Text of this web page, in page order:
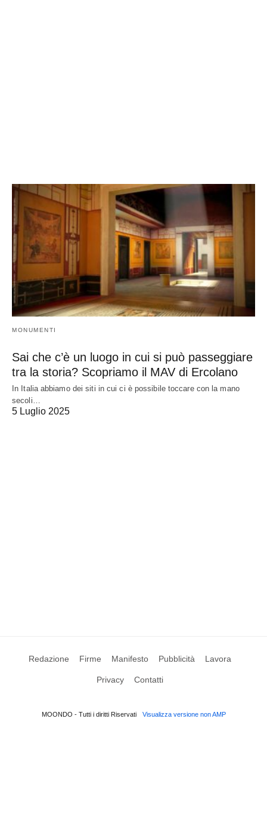
MONUMENTI
Sai che c’è un luogo in cui si può passeggiare
tra la storia? Scopriamo il MAV di Ercolano
In Italia abbiamo dei siti in cui ci è possibile toccare con la mano
secoli…
5 Luglio 2025
Redazione Firme Manifesto Pubblicità Lavora
Privacy Contatti
MOONDO - Tutti i diritti Riservati Visualizza versione non AMP